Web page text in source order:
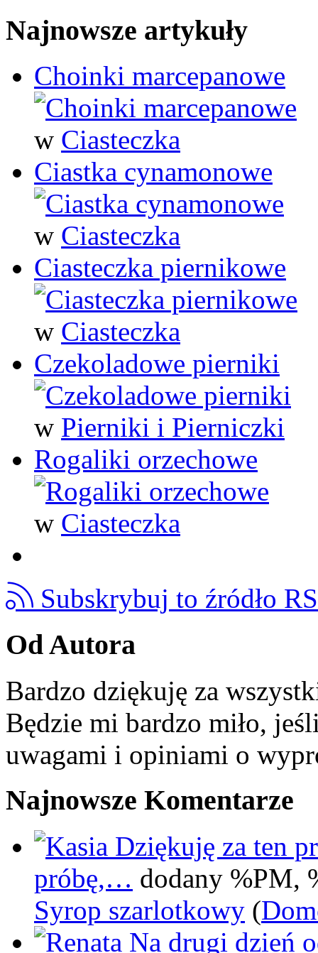
Najnowsze artykuły
Choinki marcepanowe
w Ciasteczka
Ciastka cynamonowe
w Ciasteczka
Ciasteczka piernikowe
w Ciasteczka
Czekoladowe pierniki
w Pierniki i Pierniczki
Rogaliki orzechowe
w Ciasteczka
Subskrybuj to źródło
Od Autora
Bardzo dziękuję za
Będzie mi bardzo miło,
uwagami i opiniami o
Najnowsze Komentarze
Dziękuję za ten
próbę,… dodany %PM,
Syrop szarlotkowy (
Na drugi dzień